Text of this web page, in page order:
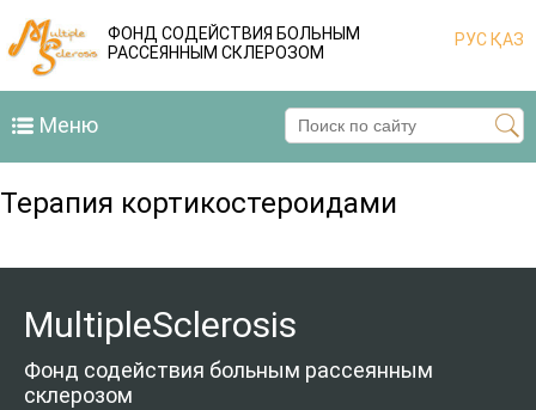
ФОНД СОДЕЙСТВИЯ БОЛЬНЫМ
РАССЕЯННЫМ СКЛЕРОЗОМ
РУСҚАЗ
Меню
Терапия кортикостероидами
MultipleSclerosis
Фонд содействия больным рассеянным
склерозом